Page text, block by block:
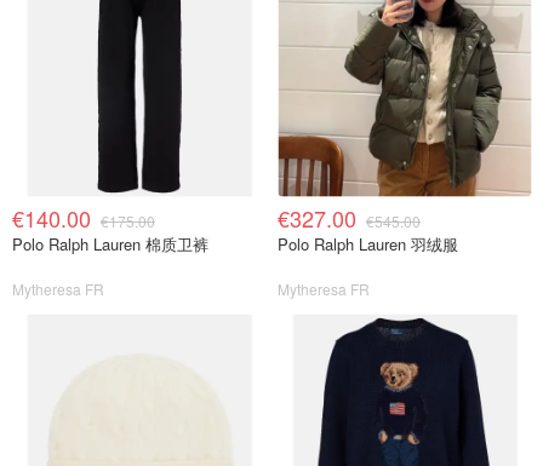
€140.00 €175.00
Polo Ralph Lauren 棉质卫裤
Mytheresa FR
€327.00 €545.00
Polo Ralph Lauren 羽绒服
Mytheresa FR